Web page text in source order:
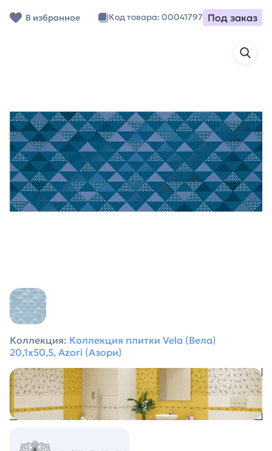
В избранное Код товара: 00041797 Под заказ
Коллекция: Коллекция плитки Vela (Вела)
20,1х50,5, Azori (Азори)